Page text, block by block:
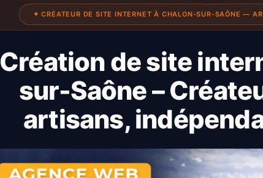
✦ CRÉATEUR DE SITE INTERNET À CHALON-SUR-SAÔNE —
Création de site
sur-Saône –
artisans,